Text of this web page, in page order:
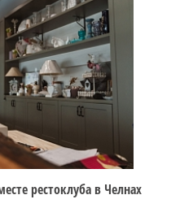
рестоклуба в Челнах